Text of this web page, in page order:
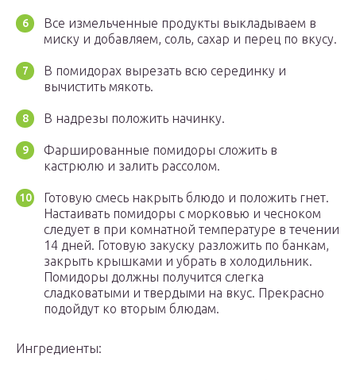
Все измельченные продукты выкладываем в
миску и добавляем, соль, сахар и перец по вкусу.
В помидорах вырезать всю серединку и
вычистить мякоть.
В надрезы положить начинку.
Фаршированные помидоры сложить в
кастрюлю и залить рассолом.
Готовую смесь накрыть блюдо и положить гнет.
Настаивать помидоры с морковью и чесноком
следует в при комнатной температуре в течении
14 дней. Готовую закуску разложить по банкам,
закрыть крышками и убрать в холодильник.
Помидоры должны получится слегка
сладковатыми и твердыми на вкус. Прекрасно
подойдут ко вторым блюдам.
Ингредиенты: